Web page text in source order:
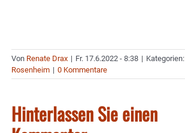
Von Renate Drax | Fr. 17.6.2022 - 8:38 | Kategorien:
Rosenheim | 0 Kommentare
Hinterlassen Sie einen